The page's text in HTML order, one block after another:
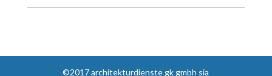
©2017 architekturdienste gk gmbh sia